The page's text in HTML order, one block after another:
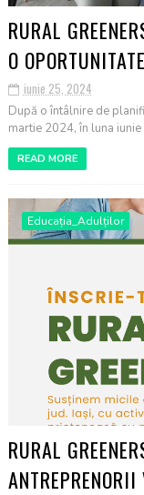
RURAL
O OPORTUNITATE
iunie 25, 2024
După o întâlnire de
martie 2024, în luna
READ MORE
Educația_Adulților
RURAL
ANTREPRENORII